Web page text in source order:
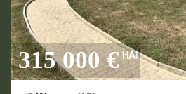
315 000 € HAI